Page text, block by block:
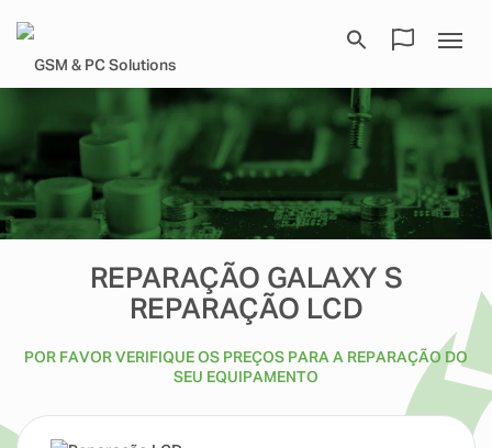
REPARAÇÃO GALAXY S
REPARAÇÃO LCD
POR FAVOR VERIFIQUE OS PREÇOS PARA A REPARAÇÃO DO
SEU EQUIPAMENTO